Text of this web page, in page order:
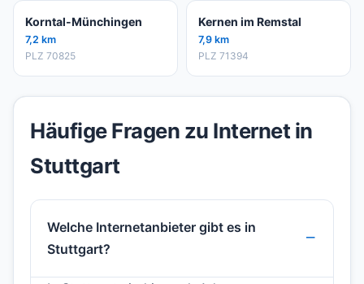
Korntal-Münchingen
7,2 km
PLZ 70825
Kernen im Remstal
7,9 km
PLZ 71394
Häufige Fragen zu Internet in
Stuttgart
Welche Internetanbieter gibt es in
Stuttgart?